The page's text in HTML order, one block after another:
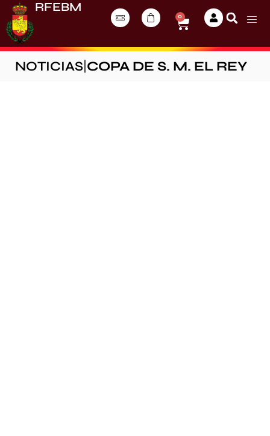
RFEBM
0
NOTICIAS COPA DE S. M. EL REY